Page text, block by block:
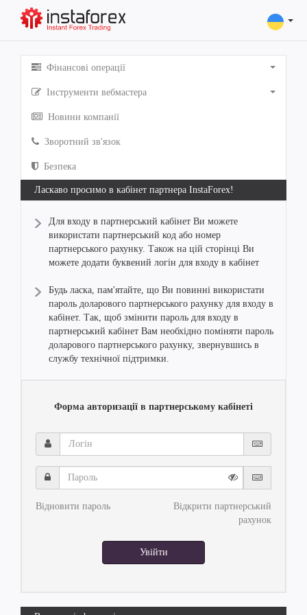
Фінансові операції
Інструменти вебмастера
Новини компанії
Зворотний зв'язок
Безпека
Ласкаво просимо в кабінет партнера InstaForex!
Для входу в партнерський кабінет Ви можете
використати партнерський код або номер
партнерського рахунку. Також на цій сторінці Ви
можете додати буквений логін для входу в кабінет
Будь ласка, пам'ятайте, що Ви повинні використати
пароль доларового партнерського рахунку для входу в
кабінет. Так, щоб змінити пароль для входу в
партнерський кабінет Вам необхідно поміняти пароль
доларового партнерського рахунку, звернувшись в
службу технічної підтримки.
Форма авторизації в партнерському кабінеті
Логін
Пароль
Відновити пароль
Відкрити партнерський
рахунок
Увійти